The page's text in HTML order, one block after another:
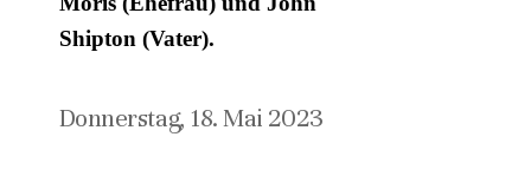
Shipton (Vater).
Donnerstag, 18. Mai 2023